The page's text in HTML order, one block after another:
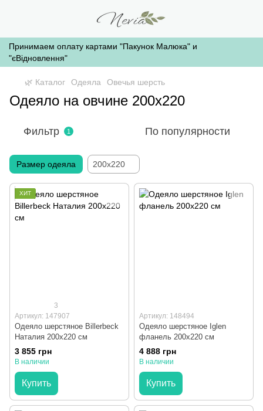
Принимаем оплату картами "Пакунок Малюка" и
"єВідновлення"
🌿 Каталог Одеяла Овечья шерсть
Одеяло на овчине 200х220
Фильтр 1 По популярности
Размер одеяла 200x220
ХИТ
3
Артикул: 147907
Одеяло шерстяное Billerbeck
Наталия 200x220 см
3 855 грн
В наличии
Купить
Артикул: 148494
Одеяло шерстяное Iglen
фланель 200x220 см
4 888 грн
В наличии
Купить